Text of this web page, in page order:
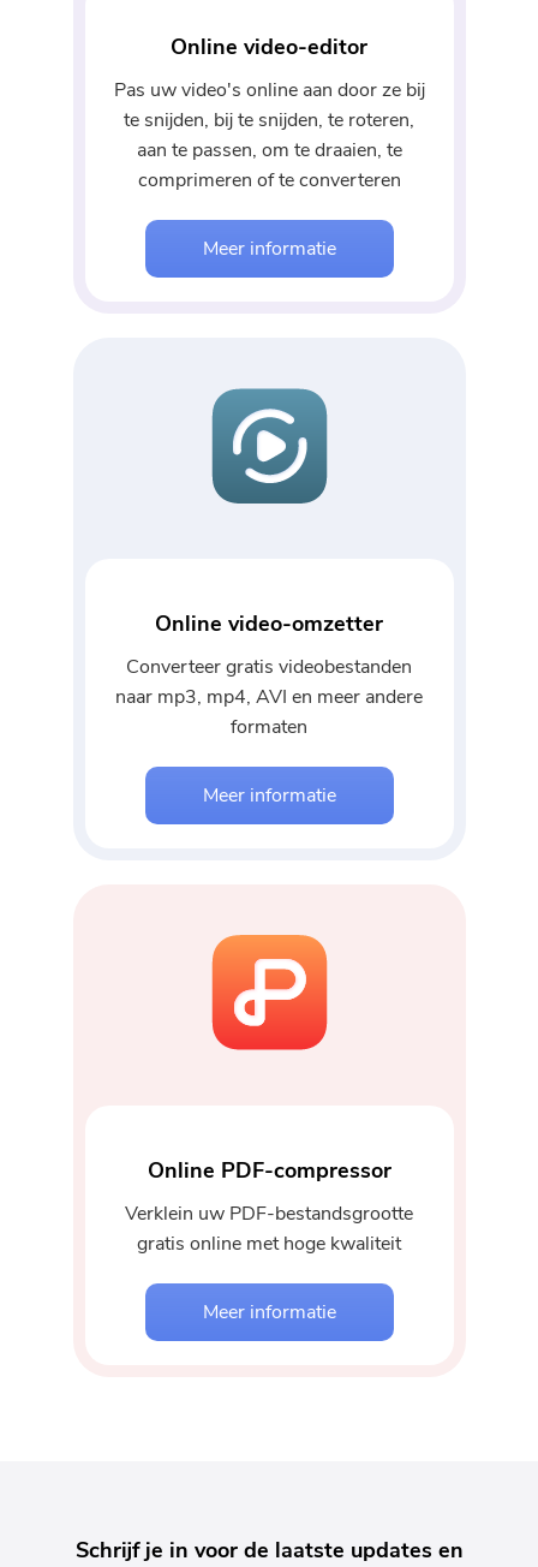
Online video-editor
Pas uw video's online aan door ze bij
te snijden, bij te snijden, te roteren,
aan te passen, om te draaien, te
comprimeren of te converteren
Meer informatie
Online video-omzetter
Converteer gratis videobestanden
naar mp3, mp4, AVI en meer andere
formaten
Meer informatie
Online PDF-compressor
Verklein uw PDF-bestandsgrootte
gratis online met hoge kwaliteit
Meer informatie
Schrijf je in voor de laatste updates en